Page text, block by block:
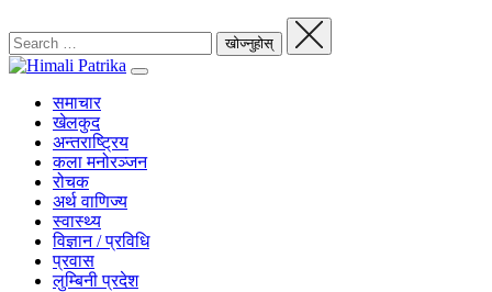
समाचार
खेलकुद
अन्तराष्ट्रिय
कला मनोरञ्जन
रोचक
अर्थ वाणिज्य
स्वास्थ्य
विज्ञान / प्रविधि
प्रवास
लुम्बिनी प्रदेश